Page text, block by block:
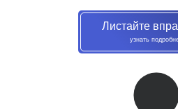
Листайте
узнать